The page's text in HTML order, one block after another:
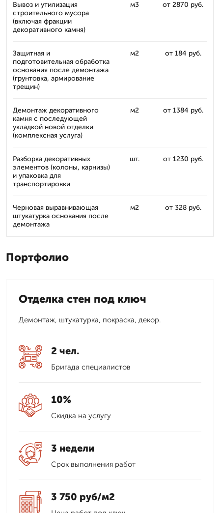
Вывоз и утилизация
строительного мусора
(включая фракции
декоративного камня)
м3 от 2870 руб.
Защитная и
подготовительная обработка
основания после демонтажа
(грунтовка, армирование
трещин)
м2 от 184 руб.
Демонтаж декоративного
камня с последующей
укладкой новой отделки
(комплексная услуга)
м2 от 1384 руб.
Разборка декоративных
элементов (колоны, карнизы)
и упаковка для
транспортировки
шт. от 1230 руб.
Черновая выравнивающая
штукатурка основания после
демонтажа
м2 от 328 руб.
Портфолио
Отделка стен под ключ
Демонтаж, штукатурка, покраска, декор.
2 чел.
Бригада специалистов
10%
Скидка на услугу
3 недели
Срок выполнения работ
3 750 руб/м2